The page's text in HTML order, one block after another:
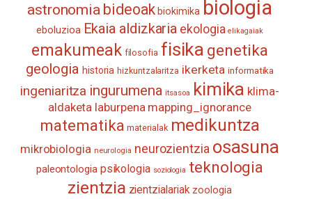
astronomia bideoak biokimika biologia
eboluzioa Ekaia aldizkaria ekologia elikagaiak
emakumeak filosofia fisika genetika
geologia historia hizkuntzalaritza ikerketa informatika
ingeniaritza ingurumena itsasoa kimika klima-
aldaketa laburpena mapping_ignorance
matematika materialak medikuntza
mikrobiologia neurologia neurozientzia osasuna
paleontologia psikologia soziologia teknologia
zientzia zientzialariak zoologia